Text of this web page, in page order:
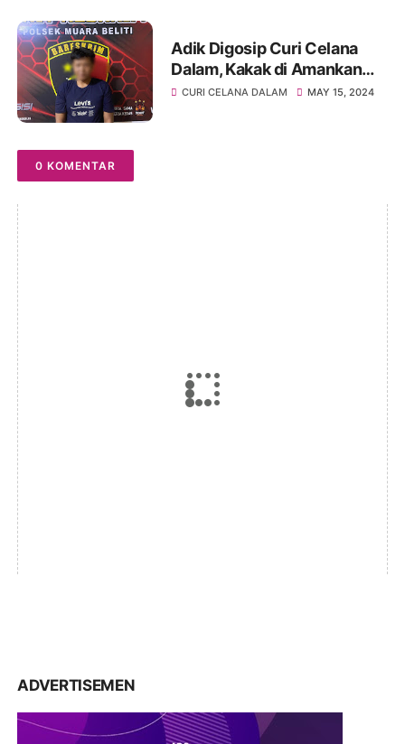
Adik Digosip Curi Celana
Dalam, Kakak di Amankan
Polisi
CURI CELANA DALAM MAY 15, 2024
0 KOMENTAR
ADVERTISEMEN